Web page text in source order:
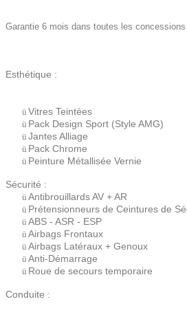
Garantie 6 mois dans toutes les concessions
Esthétique :
ü Vitres Teintées
ü Pack Design Sport (Style AMG)
ü Jantes Alliage
ü Pack Chrome
ü Peinture Métallisée Vernie
Sécurité :
ü Antibrouillards AV + AR
ü Prétensionneurs de Ceintures de
ü ABS - ASR - ESP
ü Airbags Frontaux
ü Airbags Latéraux + Genoux
ü Anti-Démarrage
ü Roue de secours temporaire
Conduite :